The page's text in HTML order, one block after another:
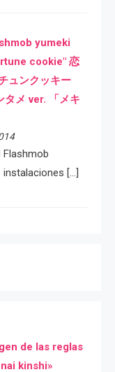
yumeki
cookie" 恋
ュンクッキー
メ ver. 「メキ
instalaciones […]
de las reglas
kinshi»